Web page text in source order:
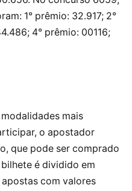
1° prêmio: 32.917; 2°
4° prêmio: 00116;
mais
o apostador
que pode ser comprado
é dividido em
com valores